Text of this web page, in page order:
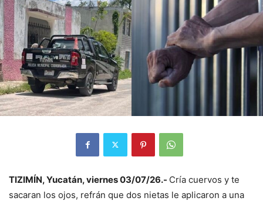
TIZIMÍN, Yucatán, viernes 03/07/26.- Cría cuervos y te
sacaran los ojos, refrán que dos nietas le aplicaron a una